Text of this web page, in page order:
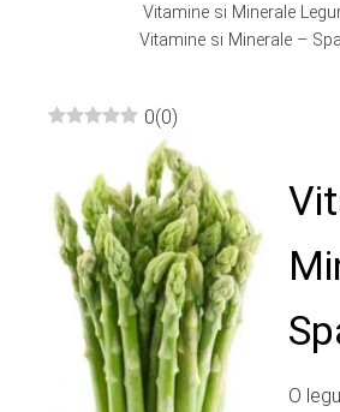
Vitamine si Minerale
Vitamine si Minerale –
0(0)
O